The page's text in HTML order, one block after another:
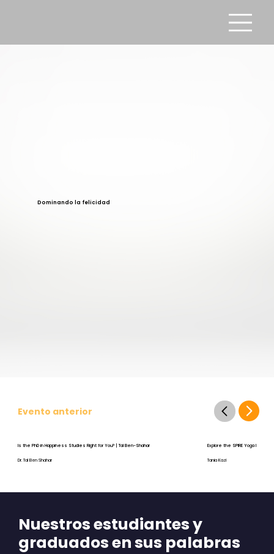
Dominando la felicidad
Nuestros estudiantes y
graduados en sus palabras
Evento anterior
Is the PhD in Happiness Studies Right for You? | Tal Ben-Shahar
Dr. Tal Ben Shahar
Explore the SPIRE Yoga Program
Tania Kazi